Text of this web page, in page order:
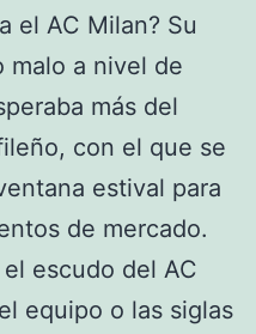
el AC Milan? Su
malo a nivel de
más del
con el que se
estival para
de mercado.
escudo del AC
equipo o las siglas